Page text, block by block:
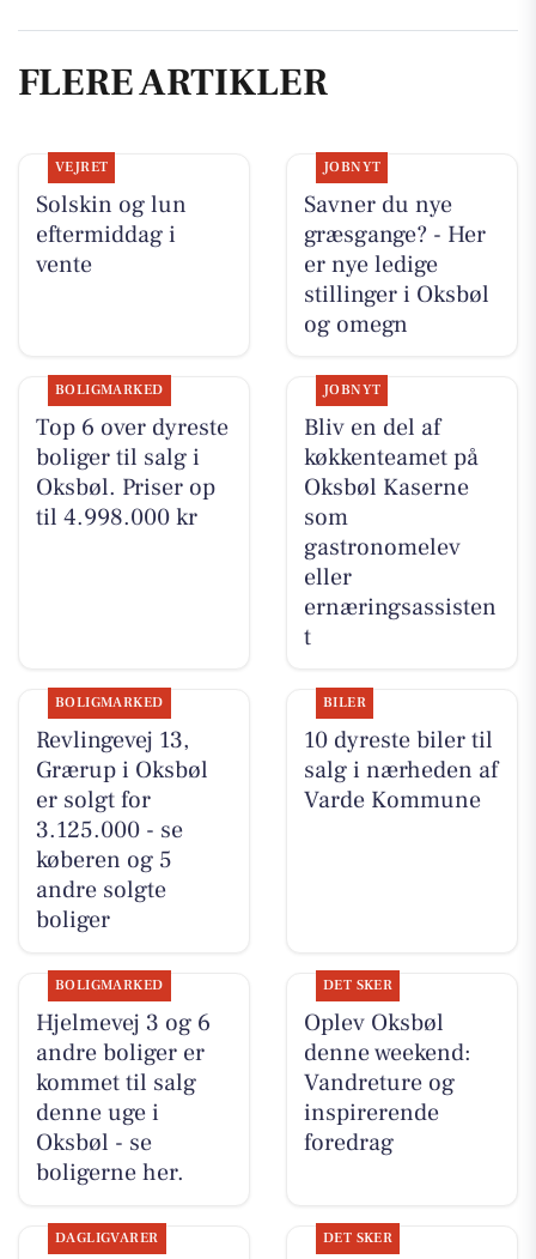
FLERE ARTIKLER
VEJRET
Solskin og lun
eftermiddag i
vente
JOBNYT
Savner du nye
græsgange? - Her
er nye ledige
stillinger i Oksbøl
og omegn
BOLIGMARKED
Top 6 over dyreste
boliger til salg i
Oksbøl. Priser op
til 4.998.000 kr
JOBNYT
Bliv en del af
køkkenteamet på
Oksbøl Kaserne
som
gastronomelev
eller
ernæringsassisten
t
BOLIGMARKED
Revlingevej 13,
Grærup i Oksbøl
er solgt for
3.125.000 - se
køberen og 5
andre solgte
boliger
BILER
10 dyreste biler til
salg i nærheden af
Varde Kommune
BOLIGMARKED
Hjelmevej 3 og 6
andre boliger er
kommet til salg
denne uge i
Oksbøl - se
boligerne her.
DET SKER
Oplev Oksbøl
denne weekend:
Vandreture og
inspirerende
foredrag
DAGLIGVARER DET SKER